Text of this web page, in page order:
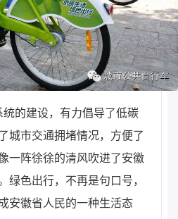
的建设，有力倡导了低碳
城市交通拥堵情况，方便了
一阵徐徐的清风吹进了安徽
绿色出行，不再是句口号，
安徽省人民的一种生活态